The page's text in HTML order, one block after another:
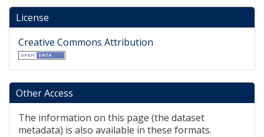
License
Creative Commons Attribution
Other Access
The information on this page (the dataset
metadata) is also available in these formats.